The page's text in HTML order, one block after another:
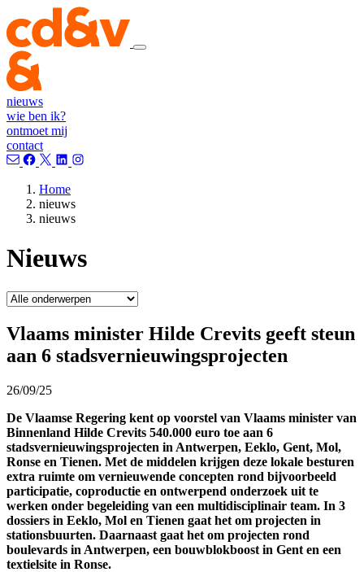
nieuws
wie ben ik?
ontmoet mij
contact
Home
nieuws
nieuws
Nieuws
Vlaams minister Hilde Crevits geeft steun
aan 6 stadsvernieuwingsprojecten
26/09/25
De Vlaamse Regering kent op voorstel van Vlaams minister van
Binnenland Hilde Crevits 540.000 euro toe aan 6
stadsvernieuwingsprojecten in Antwerpen, Eeklo, Gent, Mol,
Ronse en Tienen. Met de middelen krijgen deze lokale besturen
extra ruimte om vernieuwende concepten rond bijvoorbeeld
participatie, coproductie en ontwerpend onderzoek uit te
werken onder begeleiding van een multidisciplinair team. In 3
dossiers in Eeklo, Mol en Tienen gaat het om projecten in
stationsbuurten. Daarnaast gaat het om projecten rond
boulevards in Antwerpen, een bouwblokboost in Gent en een
textielsite in Ronse.